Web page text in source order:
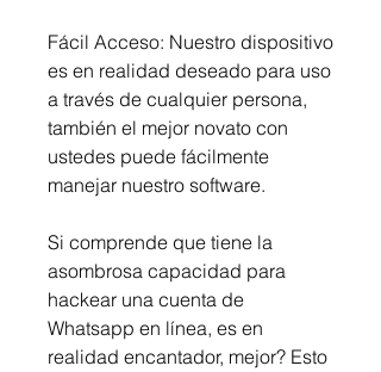
Fácil Acceso: Nuestro dispositivo
es en realidad deseado para uso
a través de cualquier persona,
también el mejor novato con
ustedes puede fácilmente
manejar nuestro software.
Si comprende que tiene la
asombrosa capacidad para
hackear una cuenta de
Whatsapp en línea, es en
realidad encantador, mejor? Esto